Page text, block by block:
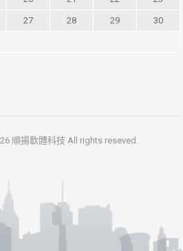
27 28 29 30
順揚軟體科技 All rights reseved.